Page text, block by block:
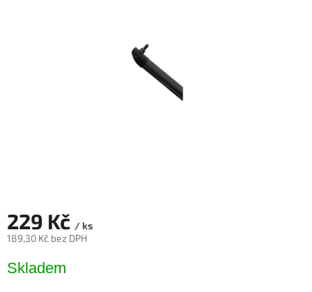
229 Kč / ks
189,30 Kč bez DPH
cena:
Skladem